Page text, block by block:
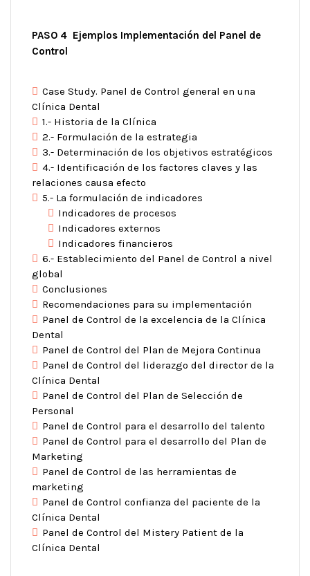
PASO 4 Ejemplos Implementación del Panel de
Control
Case Study. Panel de Control general en una
Clínica Dental
1.- Historia de la Clínica
2.- Formulación de la estrategia
3.- Determinación de los objetivos estratégicos
4.- Identificación de los factores claves y las
relaciones causa efecto
5.- La formulación de indicadores
Indicadores de procesos
Indicadores externos
Indicadores financieros
6.- Establecimiento del Panel de Control a nivel
global
Conclusiones
Recomendaciones para su implementación
Panel de Control de la excelencia de la Clínica
Dental
Panel de Control del Plan de Mejora Continua
Panel de Control del liderazgo del director de la
Clínica Dental
Panel de Control del Plan de Selección de
Personal
Panel de Control para el desarrollo del talento
Panel de Control para el desarrollo del Plan de
Marketing
Panel de Control de las herramientas de
marketing
Panel de Control confianza del paciente de la
Clínica Dental
Panel de Control del Mistery Patient de la
Clínica Dental